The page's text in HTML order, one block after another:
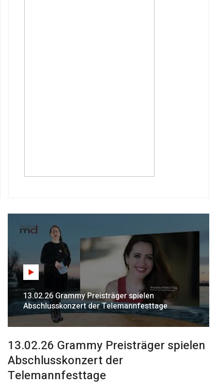
13.02.26 Grammy Preisträger spielen
Abschlusskonzert der Telemannfesttage
13.02.26 Grammy Preisträger spielen
Abschlusskonzert der
Telemannfesttage